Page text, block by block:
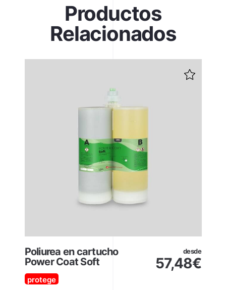
Productos
Relacionados
Poliurea en cartucho
Power Coat Soft
protege
desde
57,48€